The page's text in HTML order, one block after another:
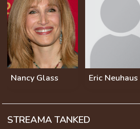
Nancy Glass Eric Neuhaus
STREAMA TANKED